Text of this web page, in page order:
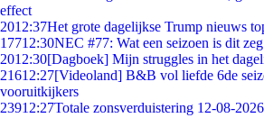
effect
2012:37Het grote dagelijkse Trump nieuws
17712:30NEC #77: Wat een seizoen is dit zeg
2012:30[Dagboek] Mijn struggles in het
21612:27[Videoland] B&B vol liefde 6de
vooruitkijkers
23912:27Totale zonsverduistering 12-08-